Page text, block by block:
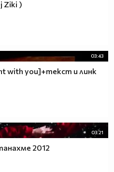
Ziki )
03:43
with you]+текст и линк
03:21
2012